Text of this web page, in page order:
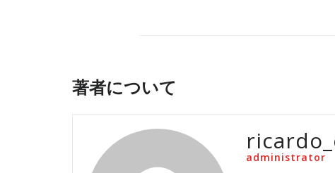
著者について
administrator